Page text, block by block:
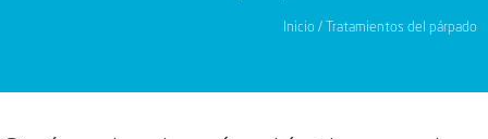
Inicio / Tratamientos del párpado